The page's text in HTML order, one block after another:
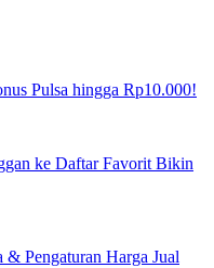
Pulsa hingga Rp10.000!
ke Daftar Favorit Bikin
Pengaturan Harga Jual